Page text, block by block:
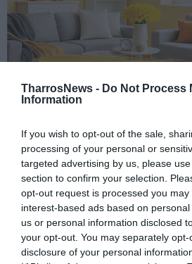
TharrosNews - Do Not Process
Information
If you wish to opt-out of the sale,
processing of your personal or
targeted advertising by us, please
section to confirm your selection.
opt-out request is processed you may
interest-based ads based on
us or personal information disclosed
your opt-out. You may separately
disclosure of your personal